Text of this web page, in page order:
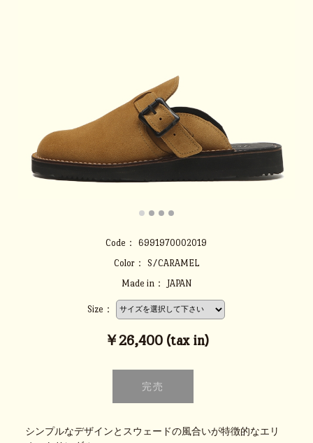
Code：
6991970002019
Color：
S/CARAMEL
Made in：
JAPAN
Size：
￥26,400 (tax in)
シンプルなデザインとスウェードの風合いが特徴的なエリ